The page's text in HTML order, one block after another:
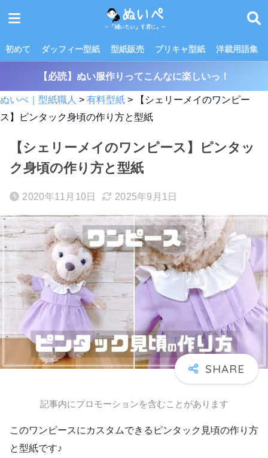
初めて ダッフィー型紙 型紙販売 プリキャ型紙 洋裁用語集
【必読】ぬい服作りってこんなに楽しいっ！
ぬいぺ｜型紙職人 > 有料型紙 >
【シェリーメイのワンピー
ス】ピンタック身頃の作り方と型紙
【シェリーメイのワンピース】ピンタッ
ク身頃の作り方と型紙
2020年11月10日 2025年9月1日
記事内にプロモーションを含むことがあります
このワンピースにカスタムできるピンタック見頃の作り方
と型紙です♪